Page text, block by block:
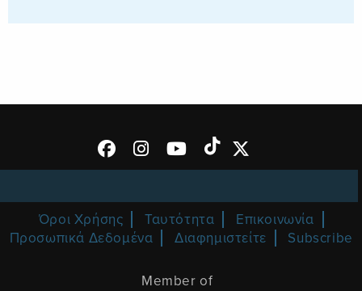
Όροι Χρήσης Ταυτότητα
Επικοινωνία
Προσωπικά Δεδομένα
Διαφημιστείτε Subscribe
Member of